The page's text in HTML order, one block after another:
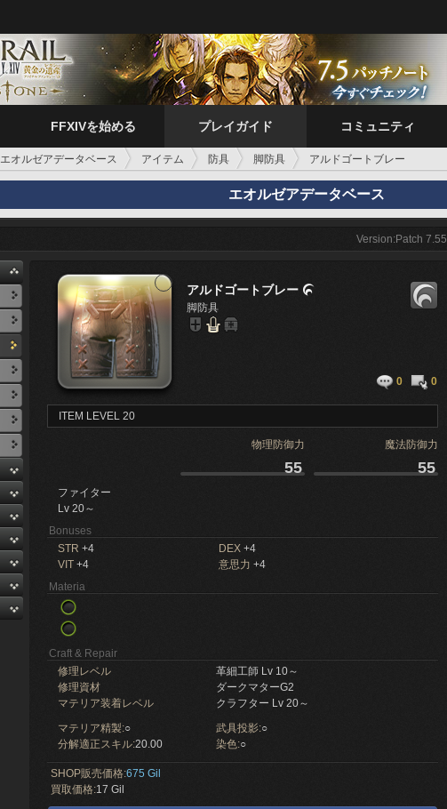
FFXIVを始める プレイガイド コミュニティ
エオルゼアデータベース アイテム 防具 脚防具 アルドゴートブレー
エオルゼアデータベース
Version:Patch 7.55
アルドゴートブレー 
脚防具
0 0
ITEM LEVEL 20
物理防御力 魔法防御力
55 55
ファイター
Lv 20～
Bonuses
STR +4 DEX +4
VIT +4 意思力 +4
Materia
Craft & Repair
修理レベル
革細工師 Lv 10～
修理資材
ダークマターG2
マテリア装着レベル
クラフター Lv 20～
マテリア精製:○ 武具投影:○
分解適正スキル:20.00 染色:○
SHOP販売価格:675 Gil
買取価格:17 Gil